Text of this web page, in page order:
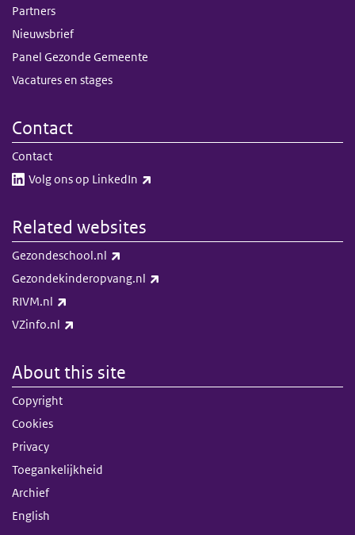
Partners
Nieuwsbrief
Panel Gezonde Gemeente
Vacatures en stages
Contact
Contact
Volg ons op LinkedIn​​
Related websites
Gezondeschool.nl
Gezondekinderopvang.nl
RIVM.nl
VZinfo.nl
About this site
Copyright
Cookies
Privacy
Toegankelijkheid
Archief
English